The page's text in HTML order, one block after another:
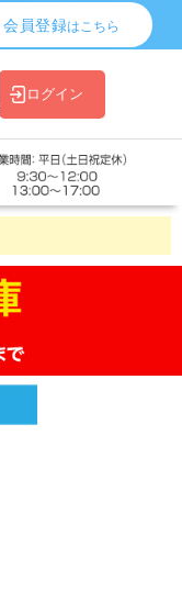
会員登録はこちら
ログイン